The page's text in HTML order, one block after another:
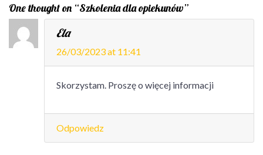
One thought on “Szkolenia dla opiekunów”
Ela
26/03/2023 at 11:41
Skorzystam. Proszę o więcej informacji
Odpowiedz